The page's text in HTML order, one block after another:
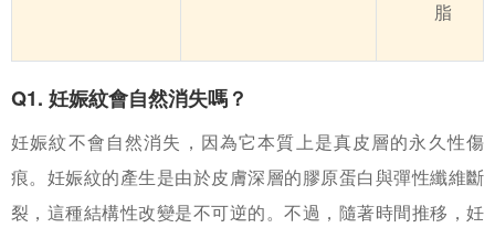
脂
Q1. 妊娠紋會自然消失嗎？
妊娠紋不會自然消失，因為它本質上是真皮層的永久性傷
痕。妊娠紋的產生是由於皮膚深層的膠原蛋白與彈性纖維斷
裂，這種結構性改變是不可逆的。不過，隨著時間推移，妊